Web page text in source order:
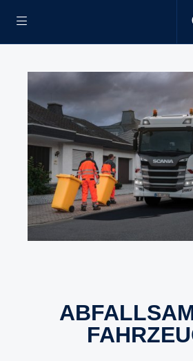
ABFALL­SAMMEL­